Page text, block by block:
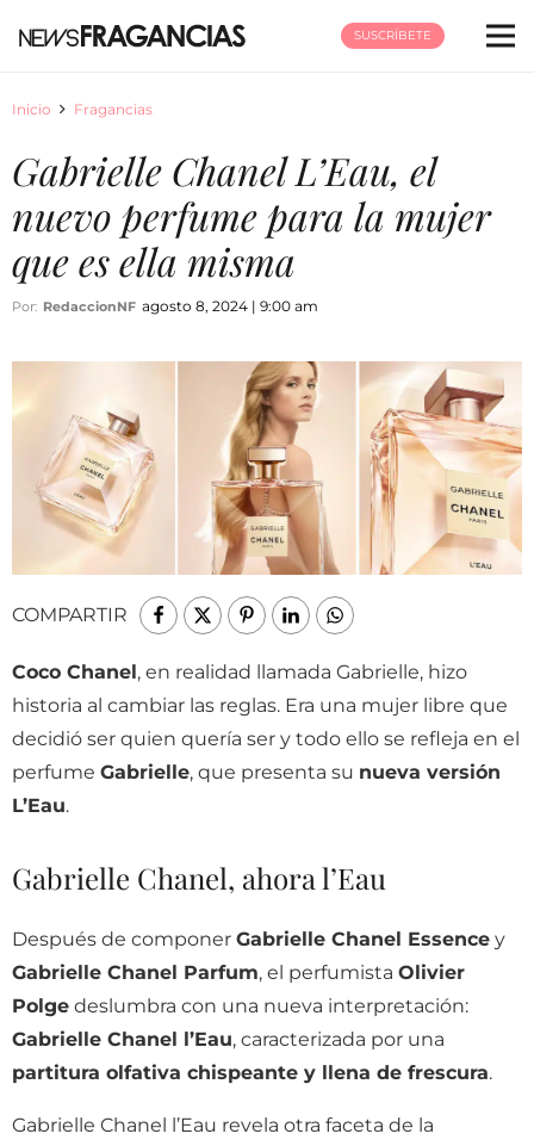
SUSCRÍBETE
Inicio Fragancias
Gabrielle Chanel L’Eau, el
nuevo perfume para la mujer
que es ella misma
Por: RedaccionNF agosto 8, 2024 | 9:00 am
COMPARTIR
Coco Chanel, en realidad llamada Gabrielle, hizo
historia al cambiar las reglas. Era una mujer libre que
decidió ser quien quería ser y todo ello se refleja en el
perfume Gabrielle, que presenta su nueva versión
L’Eau.
Gabrielle Chanel, ahora l’Eau
Después de componer Gabrielle Chanel Essence y
Gabrielle Chanel Parfum, el perfumista Olivier
Polge deslumbra con una nueva interpretación:
Gabrielle Chanel l’Eau, caracterizada por una
partitura olfativa chispeante y llena de frescura.
Gabrielle Chanel l’Eau revela otra faceta de la